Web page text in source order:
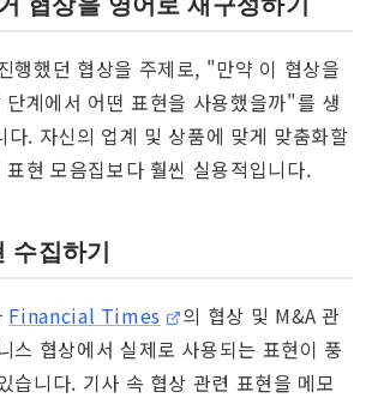
행했던 협상을 주제로, "만약 이 협상을
계에서 어떤 표현을 사용했을까"를 생
다. 자신의 업계 및 상품에 맞게 맞춤화할
현 모음집보다 훨씬 실용적입니다.
수집하기
Financial Times
의 협상 및 M&A 관
스 협상에서 실제로 사용되는 표현이 풍
습니다. 기사 속 협상 관련 표현을 메모